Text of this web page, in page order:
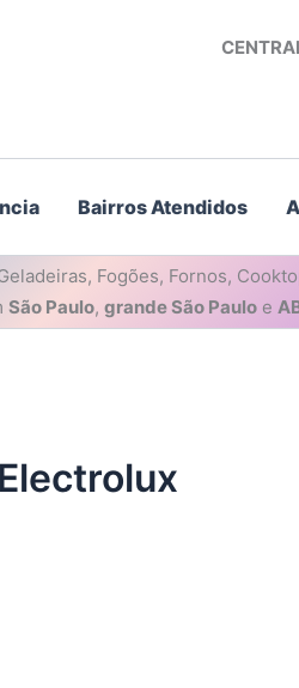
Bairros Atendidos
Fogões, Fornos,
São Paulo, grande São Pauloe